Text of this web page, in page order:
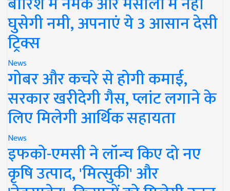
घुसेगी नमी, अपनाएं ये 3 आसान देसी
ट्रिक्स
News
गोबर और कचरे से होगी कमाई,
सरकार खरीदेगी गैस, प्लांट लगाने के
लिए मिलेगी आर्थिक सहायता
News
इफको-एमसी ने लॉन्च किए दो नए
कृषि उत्पाद, 'मित्सुकी' और